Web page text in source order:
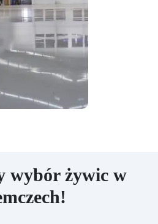
wybór żywic w